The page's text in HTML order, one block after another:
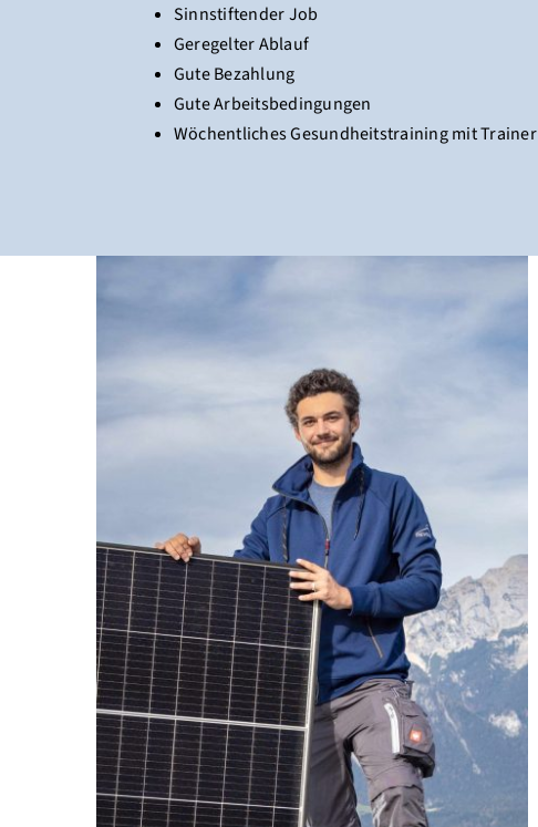
Sinnstiftender Job
Geregelter Ablauf
Gute Bezahlung
Gute Arbeitsbedingungen
Wöchentliches Gesundheitstraining mit Trainer